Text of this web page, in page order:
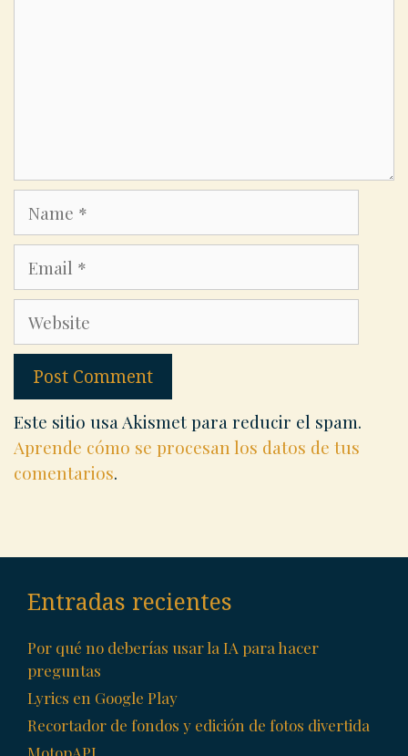
Website
Este sitio usa Akismet para reducir el spam.
Aprende cómo se procesan los datos de tus
comentarios.
Entradas recientes
Por qué no deberías usar la IA para hacer
preguntas
Lyrics en Google Play
Recortador de fondos y edición de fotos divertida
MotopAPI